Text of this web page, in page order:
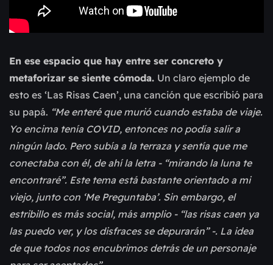
En ese espacio que hay entre ser concreto y
metaforizar se siente cómoda. Un claro ejemplo de
esto es ‘Las Risas Caen’, una canción que escribió para
su papá. “Me enteré que murió cuando estaba de viaje.
Yo encima tenía COVID, entonces no podía salir a
ningún lado. Pero subía a la terraza y sentía que me
conectaba con él, de ahí la letra - “mirando la luna te
encontraré”. Este tema está bastante orientado a mi
viejo, junto con ‘Me Preguntaba’. Sin embargo, el
estribillo es más social, más amplio - “las risas caen ya
las puedo ver, y los disfraces se depurarán” -. La idea
de que todos nos encubrimos detrás de un personaje